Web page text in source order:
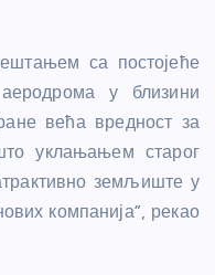
са постојеће
у близини
већа вредност за
уклањањем старог
земљиште у
компанија”, рекао